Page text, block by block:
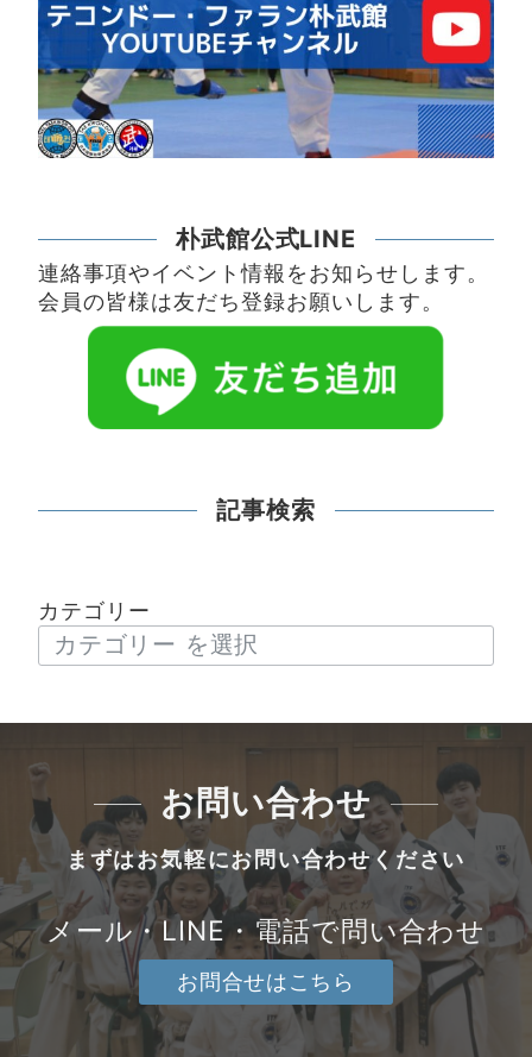
朴武館公式LINE
連絡事項やイベント情報をお知らせします。
会員の皆様は友だち登録お願いします。
記事検索
カテゴリー
お問い合わせ
まずはお気軽にお問い合わせください
メール・LINE・電話で問い合わせ
お問合せはこちら